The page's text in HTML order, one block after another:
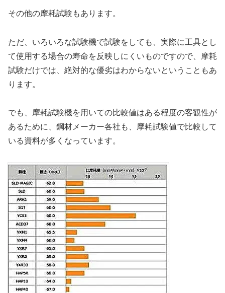
その他の摩耗試験もあります。
ただ、いろいろな試験機で試験をしても、実際に工具とし
て使用する場合の寿命を反映しにくいものですので、摩耗
試験だけでは、絶対的な優劣はわからないということもあ
ります。
でも、摩耗試験機を用いての比較値はある程度の客観性が
あるために、鋼材メーカー各社も、摩耗試験値で比較して
いる資料が多くなっています。